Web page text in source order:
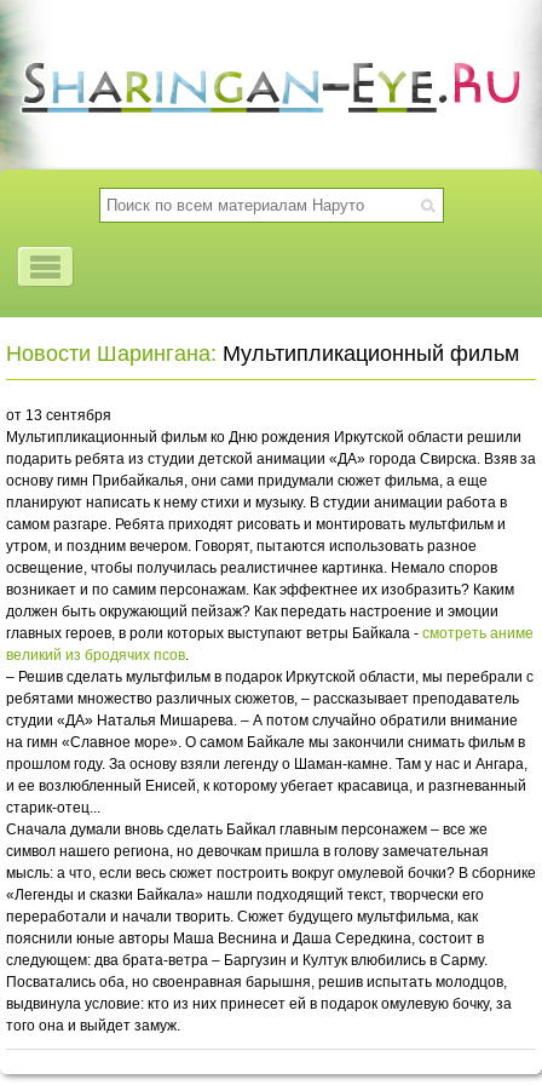
Новости Шарингана: Мультипликационный фильм
от 13 сентября
Мультипликационный фильм ко Дню рождения Иркутской области решили
подарить ребята из студии детской анимации «ДА» города Свирска. Взяв за
основу гимн Прибайкалья, они сами придумали сюжет фильма, а еще
планируют написать к нему стихи и музыку. В студии анимации работа в
самом разгаре. Ребята приходят рисовать и монтировать мультфильм и
утром, и поздним вечером. Говорят, пытаются использовать разное
освещение, чтобы получилась реалистичнее картинка. Немало споров
возникает и по самим персонажам. Как эффектнее их изобразить? Каким
должен быть окружающий пейзаж? Как передать настроение и эмоции
главных героев, в роли которых выступают ветры Байкала - смотреть аниме
великий из бродячих псов.
– Решив сделать мультфильм в подарок Иркутской области, мы перебрали с
ребятами множество различных сюжетов, – рассказывает преподаватель
студии «ДА» Наталья Мишарева. – А потом случайно обратили внимание
на гимн «Славное море». О самом Байкале мы закончили снимать фильм в
прошлом году. За основу взяли легенду о Шаман-камне. Там у нас и Ангара,
и ее возлюбленный Енисей, к которому убегает красавица, и разгневанный
старик-отец...
Сначала думали вновь сделать Байкал главным персонажем – все же
символ нашего региона, но девочкам пришла в голову замечательная
мысль: а что, если весь сюжет построить вокруг омулевой бочки? В сборнике
«Легенды и сказки Байкала» нашли подходящий текст, творчески его
переработали и начали творить. Сюжет будущего мультфильма, как
пояснили юные авторы Маша Веснина и Даша Середкина, состоит в
следующем: два брата-ветра – Баргузин и Култук влюбились в Сарму.
Посватались оба, но своенравная барышня, решив испытать молодцов,
выдвинула условие: кто из них принесет ей в подарок омулевую бочку, за
того она и выйдет замуж.